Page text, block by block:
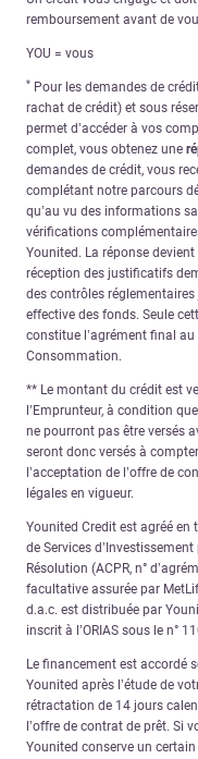
remboursement avant de
YOU = vous
* Pour les demandes de
rachat de crédit) et sous
permet d’accéder à vos
complet, vous obtenez une
demandes de crédit, vous
complétant notre parcours
qu’au vu des informations
vérifications
Younited. La réponse
réception des justificatifs
des contrôles
effective des fonds. Seule
constitue l’agrément final au
Consommation.
** Le montant du crédit est
l’Emprunteur, à condition
ne pourront pas être versés
seront donc versés à
l’acceptation de l’offre de
légales en vigueur.
Younited Credit est agréé en
de Services
Résolution (ACPR, n°
facultative assurée par
d.a.c. est distribuée par
inscrit à l’ORIAS sous le n°
Le financement est accordé
Younited après l’étude de
rétractation de 14 jours
l’offre de contrat de prêt. Si
Younited conserve un